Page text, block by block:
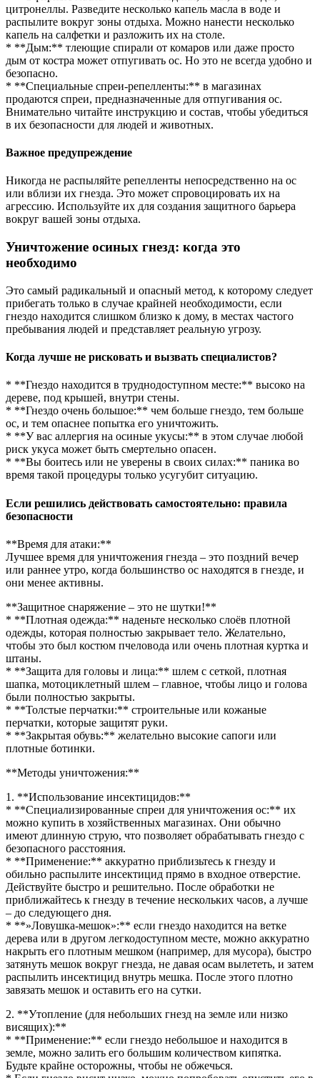
цитронеллы. Разведите несколько капель масла в воде и
распылите вокруг зоны отдыха. Можно нанести несколько
капель на салфетки и разложить их на столе.
* **Дым:** тлеющие спирали от комаров или даже просто
дым от костра может отпугивать ос. Но это не всегда удобно и
безопасно.
* **Специальные спреи-репелленты:** в магазинах
продаются спреи, предназначенные для отпугивания ос.
Внимательно читайте инструкцию и состав, чтобы убедиться
в их безопасности для людей и животных.
Важное предупреждение
Никогда не распыляйте репелленты непосредственно на ос
или вблизи их гнезда. Это может спровоцировать их на
агрессию. Используйте их для создания защитного барьера
вокруг вашей зоны отдыха.
Уничтожение осиных гнезд: когда это
необходимо
Это самый радикальный и опасный метод, к которому следует
прибегать только в случае крайней необходимости, если
гнездо находится слишком близко к дому, в местах частого
пребывания людей и представляет реальную угрозу.
Когда лучше не рисковать и вызвать специалистов?
* **Гнездо находится в труднодоступном месте:** высоко на
дереве, под крышей, внутри стены.
* **Гнездо очень большое:** чем больше гнездо, тем больше
ос, и тем опаснее попытка его уничтожить.
* **У вас аллергия на осиные укусы:** в этом случае любой
риск укуса может быть смертельно опасен.
* **Вы боитесь или не уверены в своих силах:** паника во
время такой процедуры только усугубит ситуацию.
Если решились действовать самостоятельно: правила
безопасности
**Время для атаки:**
Лучшее время для уничтожения гнезда – это поздний вечер
или раннее утро, когда большинство ос находятся в гнезде, и
они менее активны.
**Защитное снаряжение – это не шутки!**
* **Плотная одежда:** наденьте несколько слоёв плотной
одежды, которая полностью закрывает тело. Желательно,
чтобы это был костюм пчеловода или очень плотная куртка и
штаны.
* **Защита для головы и лица:** шлем с сеткой, плотная
шапка, мотоциклетный шлем – главное, чтобы лицо и голова
были полностью закрыты.
* **Толстые перчатки:** строительные или кожаные
перчатки, которые защитят руки.
* **Закрытая обувь:** желательно высокие сапоги или
плотные ботинки.
**Методы уничтожения:**
1. **Использование инсектицидов:**
* **Специализированные спреи для уничтожения ос:** их
можно купить в хозяйственных магазинах. Они обычно
имеют длинную струю, что позволяет обрабатывать гнездо с
безопасного расстояния.
* **Применение:** аккуратно приблизьтесь к гнезду и
обильно распылите инсектицид прямо в входное отверстие.
Действуйте быстро и решительно. После обработки не
приближайтесь к гнезду в течение нескольких часов, а лучше
– до следующего дня.
* **»Ловушка-мешок»:** если гнездо находится на ветке
дерева или в другом легкодоступном месте, можно аккуратно
накрыть его плотным мешком (например, для мусора), быстро
затянуть мешок вокруг гнезда, не давая осам вылететь, и затем
распылить инсектицид внутрь мешка. После этого плотно
завязать мешок и оставить его на сутки.
2. **Утопление (для небольших гнезд на земле или низко
висящих):**
* **Применение:** если гнездо небольшое и находится в
земле, можно залить его большим количеством кипятка.
Будьте крайне осторожны, чтобы не обжечься.